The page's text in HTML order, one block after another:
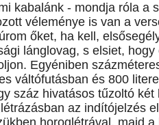
kabalánk - mondja róla a
véleménye is van a
őket, ha kell,
lánglovag, s elsiet,
Egyéniben
váltófutásban és 800
száz hivatásos tűzoltó
az indítójelzés